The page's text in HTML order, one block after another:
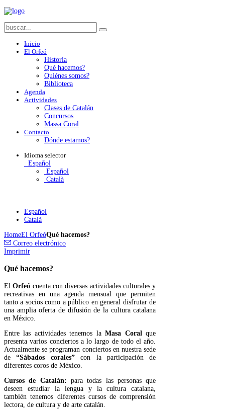
Inicio
El Orfeó
Historia
Qué hacemos?
Quiénes somos?
Biblioteca
Agenda
Actividades
Clases de Catalán
Concursos
Massa Coral
Contacto
Dónde estamos?
Idioma selector
Español
Español
Català
Español
Català
HomeEl OrfeóQué hacemos?
Correo electrónico
Imprimir
Qué hacemos?
ElOrfeó cuenta con diversas actividades culturales y
recreativas en una agenda mensual que permiten
tanto a socios como a público en general disfrutar de
una amplia oferta de difusión de la cultura catalana
en México.
Entre las actividades tenemos laMasa Coral
que
presenta varios conciertos a lo largo de todo el año.
Actualmente se programan conciertos en nuestra sede
de“Sábados corales”con la participación de
diferentes coros de México.
Cursos de Catalán: para todas las personas que
deseen estudiar la lengua y la cultura catalana,
también tenemos diferentes cursos de comprensión
lectora, de cultura y de arte catalán.